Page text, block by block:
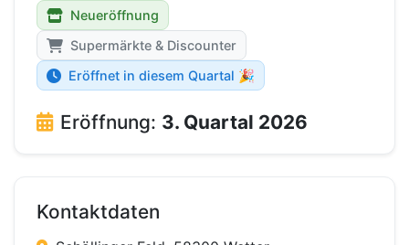
Neueröffnung
Supermärkte & Discounter
Eröffnet in diesem Quartal 🎉
Eröffnung: 3. Quartal 2026
Kontaktdaten